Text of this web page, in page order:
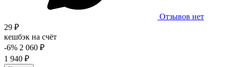
Отзывов нет
29 ₽
кешбэк на счёт
-6% 2 060 ₽
1 940 ₽